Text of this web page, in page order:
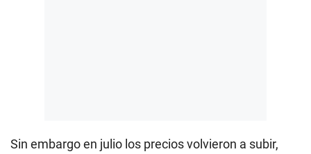
Sin embargo en julio los precios volvieron a subir,